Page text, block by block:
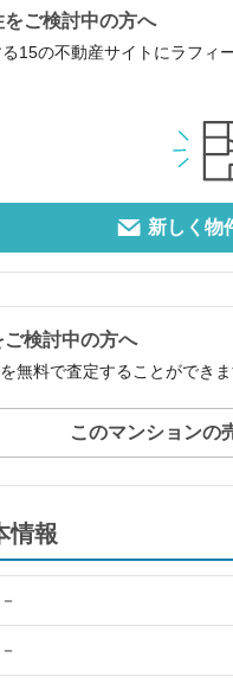
ご検討中の方へ
15の不動産サイトにラフィ
新しく物
検討中の方へ
無料で査定することができま
このマンションの
情報
－
－